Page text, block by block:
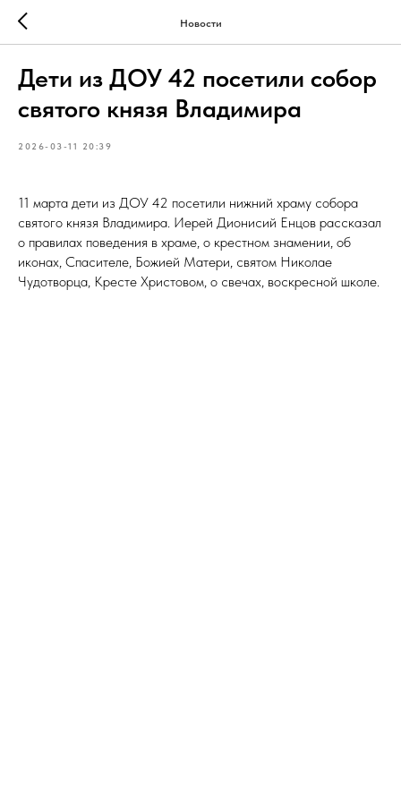
Новости
Дети из ДОУ 42 посетили собор
святого князя Владимира
2026-03-11 20:39
11 марта дети из ДОУ 42 посетили нижний храму собора
святого князя Владимира. Иерей Дионисий Енцов рассказал
о правилах поведения в храме, о крестном знамении, об
иконах, Спасителе, Божией Матери, святом Николае
Чудотворца, Кресте Христовом, о свечах, воскресной школе.